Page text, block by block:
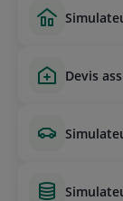
devis